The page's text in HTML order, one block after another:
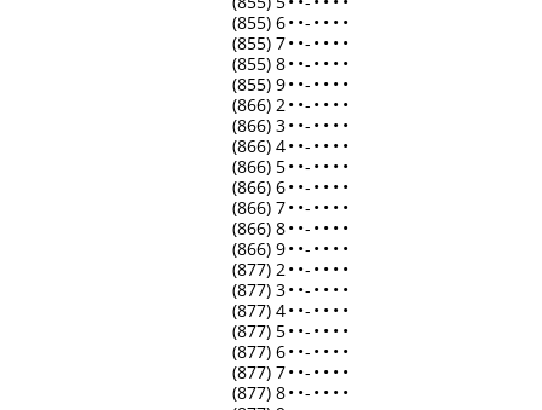
(855) 6• •- • • • •
(855) 7• •- • • • •
(855) 8• •- • • • •
(855) 9• •- • • • •
(866) 2• •- • • • •
(866) 3• •- • • • •
(866) 4• •- • • • •
(866) 5• •- • • • •
(866) 6• •- • • • •
(866) 7• •- • • • •
(866) 8• •- • • • •
(866) 9• •- • • • •
(877) 2• •- • • • •
(877) 3• •- • • • •
(877) 4• •- • • • •
(877) 5• •- • • • •
(877) 6• •- • • • •
(877) 7• •- • • • •
(877) 8• •- • • • •